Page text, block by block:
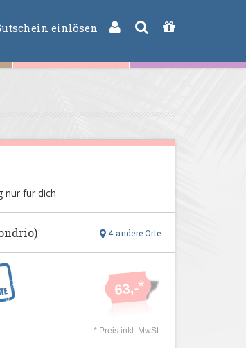
einlösen
nur für dich
4 andere Orte
63,-*
* Preis inkl. MwSt.